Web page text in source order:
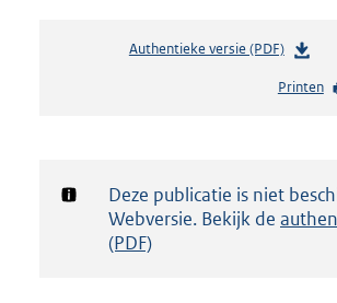
Authentieke versie (PDF)b
s
d
g
Printen
Notificatie:
Deze publicatie is niet
Webversie. Bekijk de
(PDF)